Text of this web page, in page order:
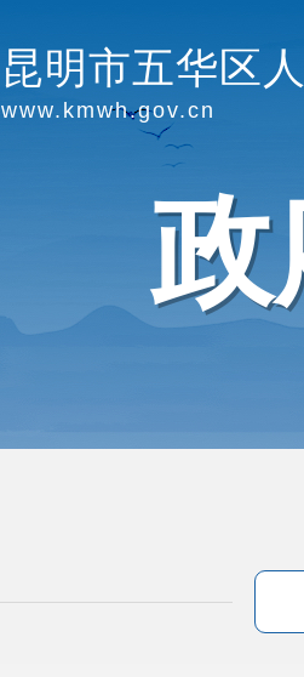
昆明市五华区
www.kmwh.gov.cn
政